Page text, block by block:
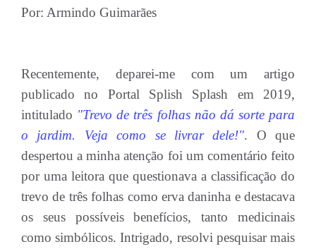
Por: Armindo Guimarães
Recentemente, deparei-me com um artigo
publicado no Portal Splish Splash em 2019,
intitulado "Trevo de três folhas não dá sorte para
o jardim. Veja como se livrar dele!". O que
despertou a minha atenção foi um comentário feito
por uma leitora que questionava a classificação do
trevo de três folhas como erva daninha e destacava
os seus possíveis benefícios, tanto medicinais
como simbólicos. Intrigado, resolvi pesquisar mais